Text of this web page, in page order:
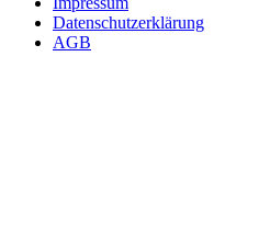
Datenschutzerklärung
AGB